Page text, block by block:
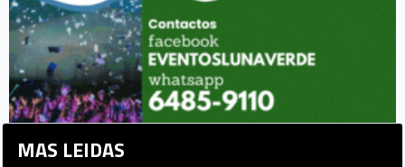
MAS LEIDAS